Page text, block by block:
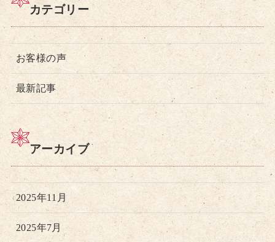
カテゴリー
お客様の声
最新記事
アーカイブ
2025年11月
2025年7月